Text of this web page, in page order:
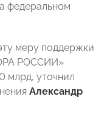
федеральном
меру поддержки
РОССИИ»
млрд, уточнил
Александр